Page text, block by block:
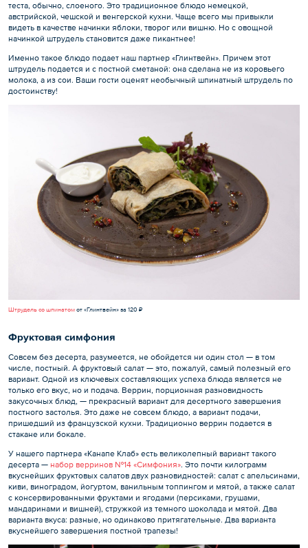
теста, обычно, слоеного. Это традиционное блюдо немецкой,
австрийской, чешской и венгерской кухни. Чаще всего мы привыкли
видеть в качестве начинки яблоки, творог или вишню. Но с овощной
начинкой штрудель становится даже пикантнее!
Именно такое блюдо подает наш партнер «Глинтвейн». Причем этот
штрудель подается и с постной сметаной: она сделана не из коровьего
молока, а из сои. Ваши гости оценят необычный шпинатный штрудель по
достоинству!
Штрудель со шпинатом от «Глинтвейн» за 120 ₽
Фруктовая симфония
Совсем без десерта, разумеется, не обойдется ни один стол — в том
числе, постный. А фруктовый салат — это, пожалуй, самый полезный его
вариант. Одной из ключевых составляющих успеха блюда является не
только его вкус, но и подача. Веррин, порционная разновидность
закусочных блюд, — прекрасный вариант для десертного завершения
постного застолья. Это даже не совсем блюдо, а вариант подачи,
пришедший из французской кухни. Традиционно веррин подается в
стакане или бокале.
У нашего партнера «Канапе Клаб» есть великолепный вариант такого
десерта — набор верринов №14 «Симфония». Это почти килограмм
вкуснейших фруктовых салатов двух разновидностей: салат с апельсинами,
киви, виноградом, йогуртом, ванильным топпингом и мятой, а также салат
с консервированными фруктами и ягодами (персиками, грушами,
мандаринами и вишней), стружкой из темного шоколада и мятой. Два
варианта вкуса: разные, но одинаково притягательные. Два варианта
вкуснейшего завершения постной трапезы!